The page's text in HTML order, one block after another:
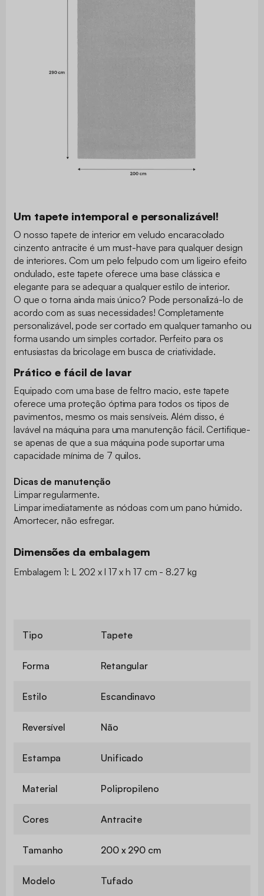
Um tapete intemporal e personalizável!
O nosso tapete de interior em veludo encaracolado
cinzento antracite é um must-have para qualquer design
de interiores. Com um pelo felpudo com um ligeiro efeito
ondulado, este tapete oferece uma base clássica e
elegante para se adequar a qualquer estilo de interior.
O que o torna ainda mais único? Pode personalizá-lo de
acordo com as suas necessidades! Completamente
personalizável, pode ser cortado em qualquer tamanho ou
forma usando um simples cortador. Perfeito para os
entusiastas da bricolage em busca de criatividade.
Prático e fácil de lavar
Equipado com uma base de feltro macio, este tapete
oferece uma proteção óptima para todos os tipos de
pavimentos, mesmo os mais sensíveis. Além disso, é
lavável na máquina para uma manutenção fácil. Certifique-
se apenas de que a sua máquina pode suportar uma
capacidade mínima de 7 quilos.
Dicas de manutenção
Limpar regularmente.
Limpar imediatamente as nódoas com um pano húmido.
Amortecer, não esfregar.
Dimensões da embalagem
Embalagem 1: L 202 x l 17 x h 17 cm - 8.27 kg
Tipo Tapete
Forma Retangular
Estilo Escandinavo
Reversível Não
Estampa Unificado
Material Polipropileno
Cores Antracite
Tamanho 200 x 290 cm
Modelo Tufado